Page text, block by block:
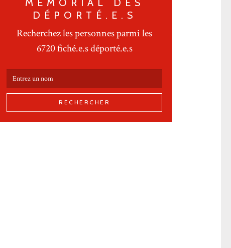
DÉPORTÉ.E.S
Recherchez les personnes parmi les
6720 fiché.e.s déporté.e.s
RECHERCHER